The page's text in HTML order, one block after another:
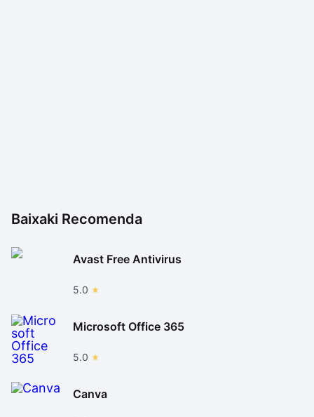
Baixaki Recomenda
Avast Free Antivirus
5.0
Microsoft Office 365
5.0
Canva